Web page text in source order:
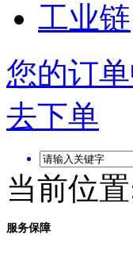
工业链
您的订
去下单
当前位
服务保障